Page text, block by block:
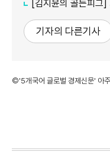
[김지윤의 골든피그] 기후동행
기자의 다른기사
©'5개국어 글로벌 경제신문' 아주